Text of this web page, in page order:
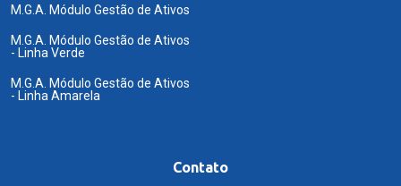
M.G.A. Módulo Gestão de Ativos
M.G.A. Módulo Gestão de Ativos
- Linha Verde
M.G.A. Módulo Gestão de Ativos
- Linha Amarela
Contato